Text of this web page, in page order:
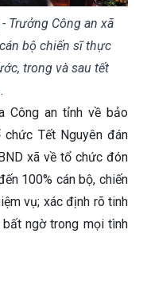
Trưởng Công an xã
bộ chiến sĩ thực
trong và sau tết
Công an tỉnh về bảo
Tết Nguyên đán
xã về tổ chức đón
100% cán bộ, chiến
vụ; xác định rõ tinh
ngờ trong mọi tình